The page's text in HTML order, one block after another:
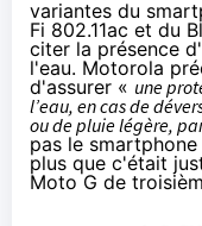
variantes du
Fi 802.11ac et du
citer la présence
l'eau. Motorola
d'assurer « une
l’eau, en cas de
ou de pluie légère,
pas le
plus que c'était
Moto G de